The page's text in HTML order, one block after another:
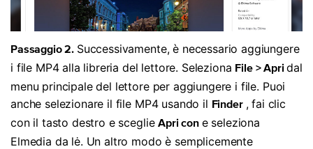
Passaggio 2. Successivamente, è necessario aggiungere
i file MP4 alla libreria del lettore. Seleziona File > Apridal
menu principale del lettore per aggiungere i file. Puoi
anche selezionare il file MP4 usando il Finder , fai clic
con il tasto destro e sceglieApri con e seleziona
Elmedia da lė. Un altro modo è semplicemente